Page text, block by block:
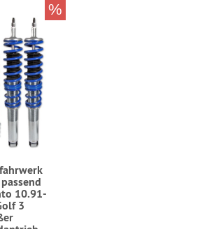
10.91-
3
%